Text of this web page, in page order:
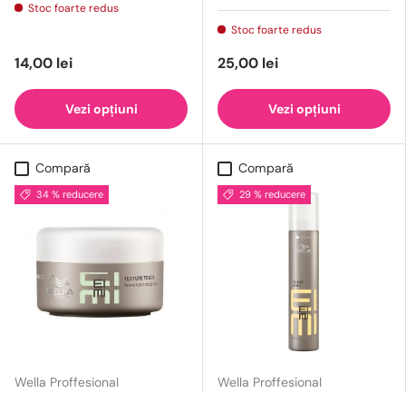
Stoc foarte redus
14,00 lei
Vezi opțiuni
Stoc foarte redus
25,00 lei
Vezi opțiuni
Compară
34 % reducere
Wella Proffesional
Compară
29 % reducere
Wella Proffesional